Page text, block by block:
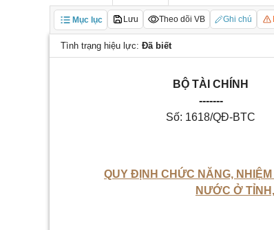
Mục lục Lưu Theo dõi VB Ghi chú
Tình trạng hiệu lực: Đã biết
BỘ TÀI CHÍNH
-------
Số: 1618/QĐ-BTC
QUY ĐỊNH CHỨC NĂNG,
NƯỚC Ở